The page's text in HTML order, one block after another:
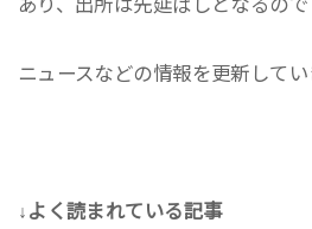
あり、出所は先延ばしとなるので
ニュースなどの情報を更新してい
↓よく読まれている記事